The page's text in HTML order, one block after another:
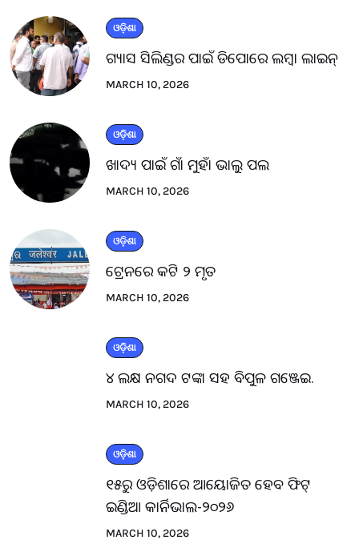
ଓଡ଼ିଶା
ଗ୍ୟାସ ସିଲିଣ୍ଡର ପାଇଁ ଡିପୋରେ ଲମ୍ବା ଲାଇନ୍
MARCH 10, 2026
ଓଡ଼ିଶା
ଖାଦ୍ୟ ପାଇଁ ଗାଁ ମୁହାଁ ଭାଲୁ ପଲ
MARCH 10, 2026
ଓଡ଼ିଶା
ଟ୍ରେନରେ କଟି ୨ ମୃତ
MARCH 10, 2026
ଓଡ଼ିଶା
୪ ଲକ୍ଷ ନଗଦ ଟଙ୍କା ସହ ବିପୁଳ ଗଞ୍ଜେଇ.
MARCH 10, 2026
ଓଡ଼ିଶା
୧୫ରୁ ଓଡ଼ିଶାରେ ଆୟୋଜିତ ହେବ ଫିଟ୍
ଇଣ୍ଡିଆ କାର୍ନିଭାଲ-୨୦୨୬
MARCH 10, 2026